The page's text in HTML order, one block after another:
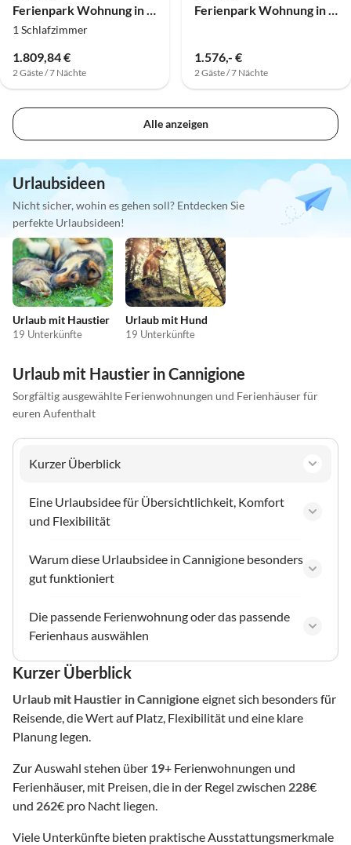
Ferienpark Wohnung in Cannigione
1 Schlafzimmer
1.809,84 €
2 Gäste / 7 Nächte
Ferienpark Wohnung in Cannigione
1.576,- €
2 Gäste / 7 Nächte
Alle anzeigen
Urlaubsideen
Nicht sicher, wohin es gehen soll? Entdecken Sie
perfekte Urlaubsideen!
Urlaub mit Haustier
19 Unterkünfte
Urlaub mit Hund
19 Unterkünfte
Urlaub mit Haustier in Cannigione
Sorgfältig ausgewählte Ferienwohnungen und Ferienhäuser für
euren Aufenthalt
Kurzer Überblick
Eine Urlaubsidee für Übersichtlichkeit, Komfort
und Flexibilität
Warum diese Urlaubsidee in Cannigione besonders
gut funktioniert
Die passende Ferienwohnung oder das passende
Ferienhaus auswählen
Kurzer Überblick
Urlaub mit Haustier in Cannigione eignet sich besonders für
Reisende, die Wert auf Platz, Flexibilität und eine klare
Planung legen.
Zur Auswahl stehen über 19+ Ferienwohnungen und
Ferienhäuser, mit Preisen, die in der Regel zwischen 228€
und 262€ pro Nacht liegen.
Viele Unterkünfte bieten praktische Ausstattungsmerkmale